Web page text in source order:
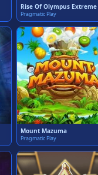
Rise Of Olympus Extreme
Pragmatic Play
Mount Mazuma
Pragmatic Play